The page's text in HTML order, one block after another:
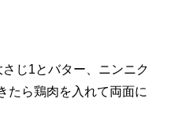
じ1とバター、ニンニク
たら鶏肉を入れて両面に